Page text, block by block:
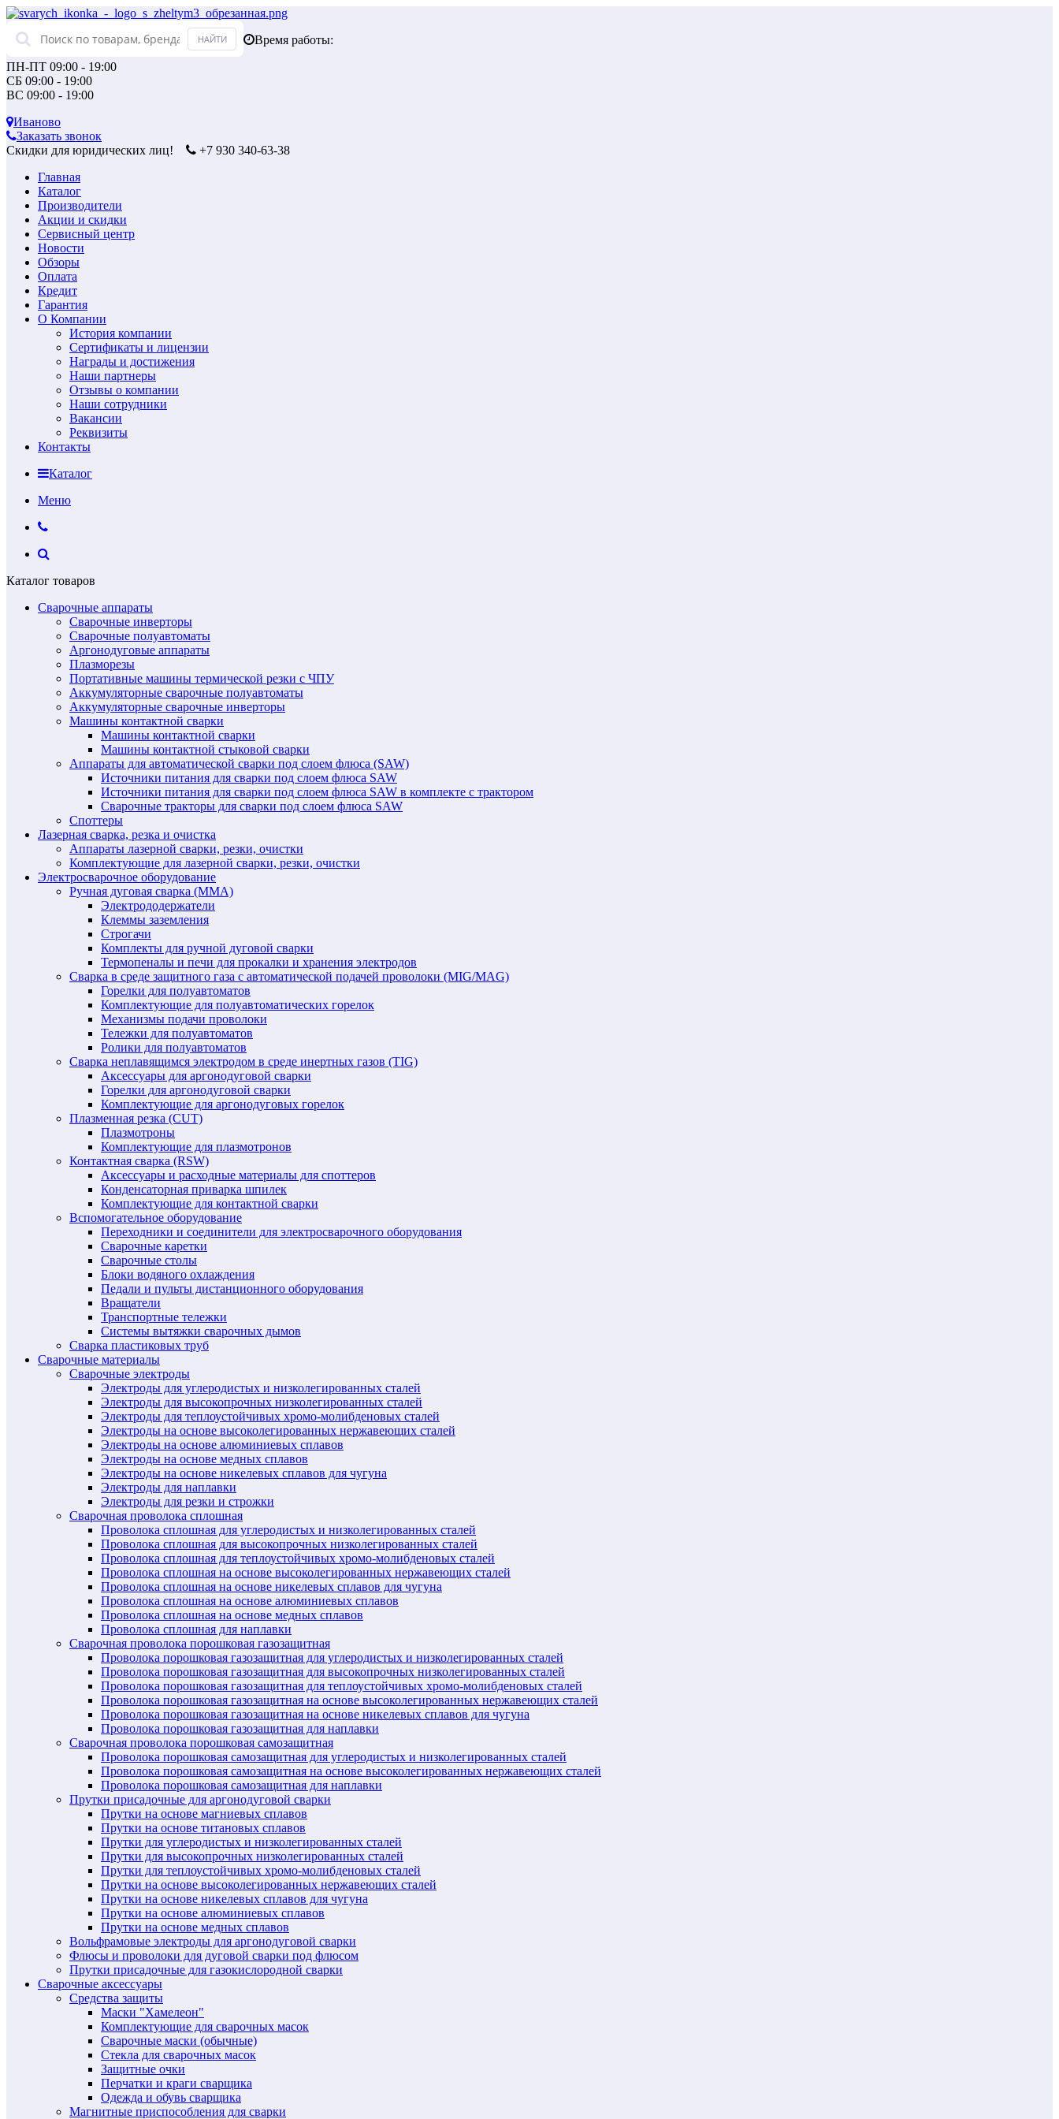
Время работы:
ПН-ПТ 09:00 - 19:00
СБ 09:00 - 19:00
ВС 09:00 - 19:00
Иваново
Заказать звонок
Скидки для юридических лиц!
+7 930 340-63-38
Главная
Каталог
Производители
Акции и скидки
Сервисный центр
Новости
Обзоры
Оплата
Кредит
Гарантия
О Компании
История компании
Сертификаты и лицензии
Награды и достижения
Наши партнеры
Отзывы о компании
Наши сотрудники
Вакансии
Реквизиты
Контакты
Каталог
Меню
Каталог товаров
Сварочные аппараты
Сварочные инверторы
Сварочные полуавтоматы
Аргонодуговые аппараты
Плазморезы
Портативные машины термической резки с ЧПУ
Аккумуляторные сварочные полуавтоматы
Аккумуляторные сварочные инверторы
Машины контактной сварки
Машины контактной сварки
Машины контактной стыковой сварки
Аппараты для автоматической сварки под слоем флюса (SAW)
Источники питания для сварки под слоем флюса SAW
Источники питания для сварки под слоем флюса SAW в комплекте с трактором
Сварочные тракторы для сварки под слоем флюса SAW
Споттеры
Лазерная сварка, резка и очистка
Аппараты лазерной сварки, резки, очистки
Комплектующие для лазерной сварки, резки, очистки
Электросварочное оборудование
Ручная дуговая сварка (MMA)
Электрододержатели
Клеммы заземления
Строгачи
Комплекты для ручной дуговой сварки
Термопеналы и печи для прокалки и хранения электродов
Сварка в среде защитного газа с автоматической подачей проволоки (MIG/MAG)
Горелки для полуавтоматов
Комплектующие для полуавтоматических горелок
Механизмы подачи проволоки
Тележки для полуавтоматов
Ролики для полуавтоматов
Сварка неплавящимся электродом в среде инертных газов (TIG)
Аксессуары для аргонодуговой сварки
Горелки для аргонодуговой сварки
Комплектующие для аргонодуговых горелок
Плазменная резка (CUT)
Плазмотроны
Комплектующие для плазмотронов
Контактная сварка (RSW)
Аксессуары и расходные материалы для споттеров
Конденсаторная приварка шпилек
Комплектующие для контактной сварки
Вспомогательное оборудование
Переходники и соединители для электросварочного оборудования
Сварочные каретки
Сварочные столы
Блоки водяного охлаждения
Педали и пульты дистанционного оборудования
Вращатели
Транспортные тележки
Системы вытяжки сварочных дымов
Сварка пластиковых труб
Сварочные материалы
Сварочные электроды
Электроды для углеродистых и низколегированных сталей
Электроды для высокопрочных низколегированных сталей
Электроды для теплоустойчивых хромо-молибденовых сталей
Электроды на основе высоколегированных нержавеющих сталей
Электроды на основе алюминиевых сплавов
Электроды на основе медных сплавов
Электроды на основе никелевых сплавов для чугуна
Электроды для наплавки
Электроды для резки и строжки
Сварочная проволока сплошная
Проволока сплошная для углеродистых и низколегированных сталей
Проволока сплошная для высокопрочных низколегированных сталей
Проволока сплошная для теплоустойчивых хромо-молибденовых сталей
Проволока сплошная на основе высоколегированных нержавеющих сталей
Проволока сплошная на основе никелевых сплавов для чугуна
Проволока сплошная на основе алюминиевых сплавов
Проволока сплошная на основе медных сплавов
Проволока сплошная для наплавки
Сварочная проволока порошковая газозащитная
Проволока порошковая газозащитная для углеродистых и низколегированных сталей
Проволока порошковая газозащитная для высокопрочных низколегированных сталей
Проволока порошковая газозащитная для теплоустойчивых хромо-молибденовых сталей
Проволока порошковая газозащитная на основе высоколегированных нержавеющих сталей
Проволока порошковая газозащитная на основе никелевых сплавов для чугуна
Проволока порошковая газозащитная для наплавки
Сварочная проволока порошковая самозащитная
Проволока порошковая самозащитная для углеродистых и низколегированных сталей
Проволока порошковая самозащитная на основе высоколегированных нержавеющих сталей
Проволока порошковая самозащитная для наплавки
Прутки присадочные для аргонодуговой сварки
Прутки на основе магниевых сплавов
Прутки на основе титановых сплавов
Прутки для углеродистых и низколегированных сталей
Прутки для высокопрочных низколегированных сталей
Прутки для теплоустойчивых хромо-молибденовых сталей
Прутки на основе высоколегированных нержавеющих сталей
Прутки на основе никелевых сплавов для чугуна
Прутки на основе алюминиевых сплавов
Прутки на основе медных сплавов
Вольфрамовые электроды для аргонодуговой сварки
Флюсы и проволоки для дуговой сварки под флюсом
Прутки присадочные для газокислородной сварки
Сварочные аксессуары
Средства защиты
Маски "Хамелеон"
Комплектующие для сварочных масок
Сварочные маски (обычные)
Стекла для сварочных масок
Защитные очки
Перчатки и краги сварщика
Одежда и обувь сварщика
Магнитные приспособления для сварки